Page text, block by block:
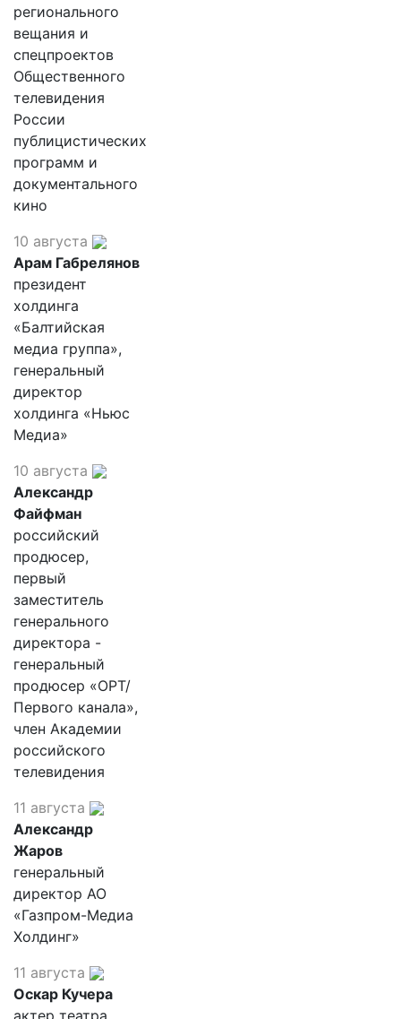
регионального
вещания и
спецпроектов
Общественного
телевидения
России
публицистических
программ и
документального
кино
10 августа
Арам Габрелянов
президент
холдинга
«Балтийская
медиа группа»,
генеральный
директор
холдинга «Ньюс
Медиа»
10 августа
Александр
Файфман
российский
продюсер,
первый
заместитель
генерального
директора -
генеральный
продюсер «ОРТ/
Первого канала»,
член Академии
российского
телевидения
11 августа
Александр
Жаров
генеральный
директор АО
«Газпром-Медиа
Холдинг»
11 августа
Оскар Кучера
актер театра